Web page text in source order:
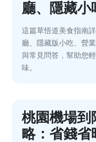
廳、隱藏小
這篇草悟道美食指南
廳、隱藏版小吃、營
與常見問答，幫助您
味。
桃園機場到
略：省錢省